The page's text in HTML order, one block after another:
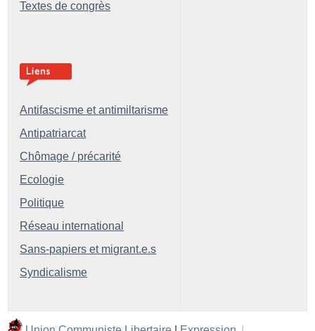
Textes de congrès
Antifascisme et antimiltarisme
Antipatriarcat
Chômage / précarité
Ecologie
Politique
Réseau international
Sans-papiers et migrant.e.s
Syndicalisme